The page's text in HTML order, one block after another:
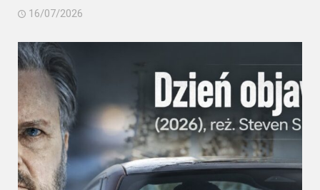
16/07/2026